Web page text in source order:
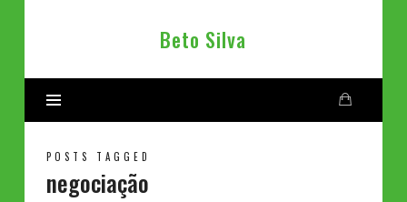
Beto
Beto Silva
POSTS TAGGED
negociação